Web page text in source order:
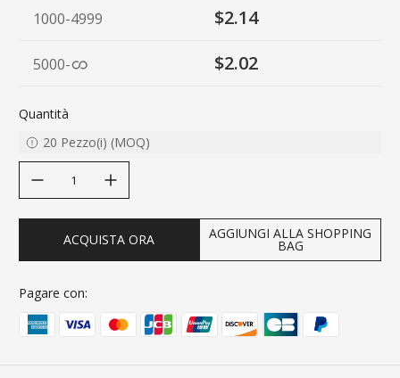
1000-4999 $2.14
5000- $2.02
Quantità
20 Pezzo(i) (MOQ)
ACQUISTA ORA AGGIUNGI ALLA SHOPPING
BAG
Pagare con: